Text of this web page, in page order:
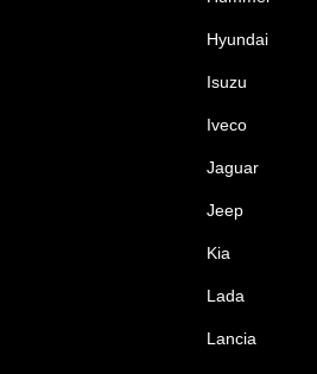
Hyundai
Isuzu
Iveco
Jaguar
Jeep
Kia
Lada
Lancia